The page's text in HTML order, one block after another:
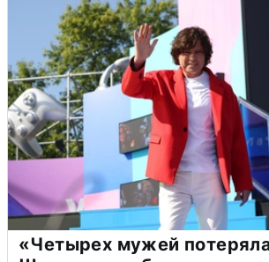
«Четырех мужей